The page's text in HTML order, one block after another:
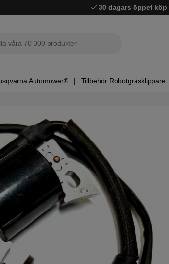
30 dagars öppet köp
Automower® Tillbehör Robotgräsklippare